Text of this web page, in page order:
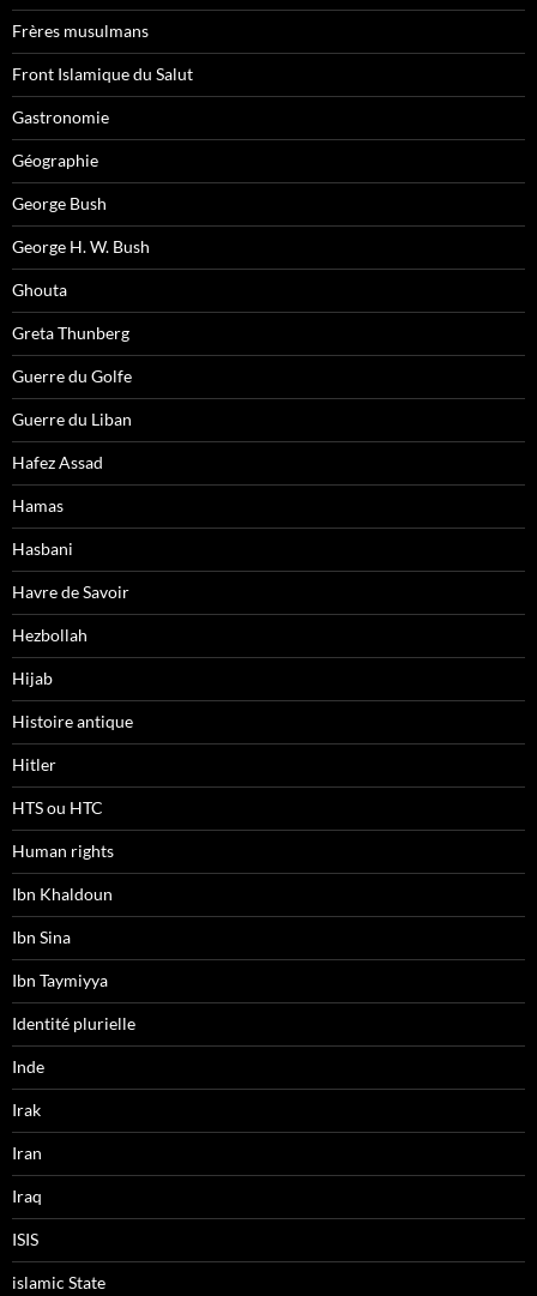
Frères musulmans
Front Islamique du Salut
Gastronomie
Géographie
George Bush
George H. W. Bush
Ghouta
Greta Thunberg
Guerre du Golfe
Guerre du Liban
Hafez Assad
Hamas
Hasbani
Havre de Savoir
Hezbollah
Hijab
Histoire antique
Hitler
HTS ou HTC
Human rights
Ibn Khaldoun
Ibn Sina
Ibn Taymiyya
Identité plurielle
Inde
Irak
Iran
Iraq
ISIS
islamic State